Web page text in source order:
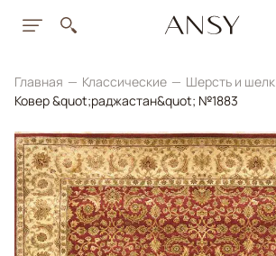
Главная Классические Шерсть и шелк
Ковер &quot;раджастан&quot; №1883